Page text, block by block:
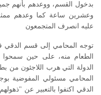
بدخول القسم، ووعدهم بأنهم
وعشرين ساعة كما وعدهم ممثل
عليه انصرف المتجمعون
توجه المحامي إلى قسم الدقي
الطعام منه، على حين سمحوا
الدولة التي هرب اللاجئون من
المحامي مسئولي المفوضية
الدقي اكتفوا بالتعبير عن